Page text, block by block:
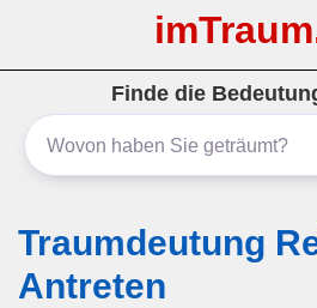
Finde die
Traumdeutung
Antreten